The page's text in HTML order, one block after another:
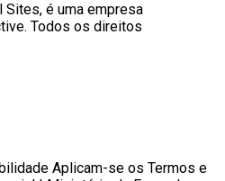
Sites, é uma empresa
Todos os direitos
Aplicam-se os Termos e